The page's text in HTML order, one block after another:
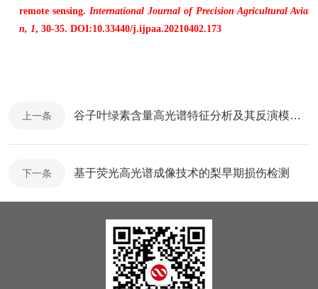
remote sensing.International Journal of Precision Agricultural Aviatio
n, 1, 30-35. DOI:10.33440/j.ijpaa.20210402.173
上一条 谷子叶绿素含量高光谱特征分析及其反演模型构建
下一条 基于荧光高光谱成像技术的梨早期损伤检测